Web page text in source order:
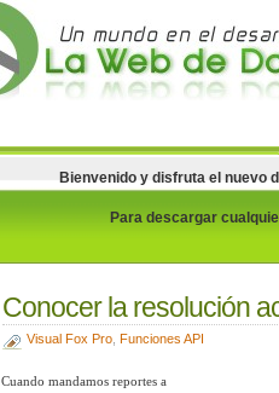
Bienvenido y disfruta el nuevo
Para descargar
Conocer la resolución
Visual Fox Pro, Funciones API
Cuando mandamos reportes a